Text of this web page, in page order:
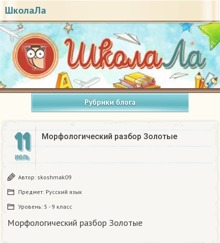
ШколаЛа
Рубрики блога
11
ИЮЛЬ
Морфологический разбор Золотые
Автор: skoshmak09
Предмет: Русский язык
Уровень: 5 - 9 класс
Морфологический разбор Золотые